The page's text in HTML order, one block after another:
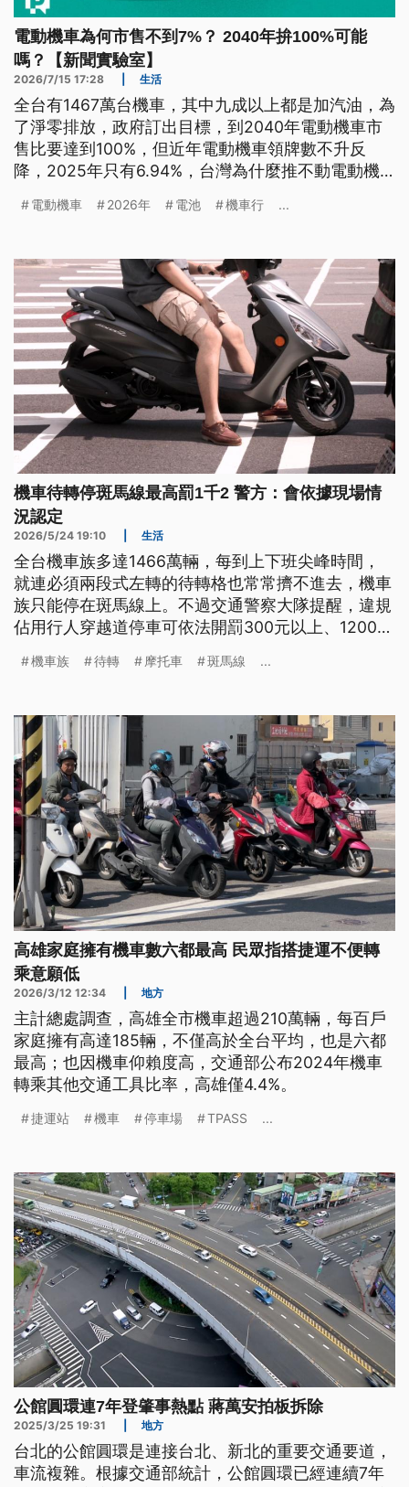
電動機車為何市售不到7%？ 2040年拚100%可能
嗎？【新聞實驗室】
2026/7/15 17:28 生活
全台有1467萬台機車，其中九成以上都是加汽油，為
了淨零排放，政府訂出目標，到2040年電動機車市
售比要達到100%，但近年電動機車領牌數不升反
降，2025年只有6.94%，台灣為什麼推不動電動機
電動機車 2026年 電池 機車行 ...
機車待轉停斑馬線最高罰1千2 警方：會依據現場情
況認定
2026/5/24 19:10 生活
全台機車族多達1466萬輛，每到上下班尖峰時間，
就連必須兩段式左轉的待轉格也常常擠不進去，機車
族只能停在斑馬線上。不過交通警察大隊提醒，違規
佔用行人穿越道停車可依法開罰300元以上、1200元
定，先進行勸導。
機車族 待轉 摩托車 斑馬線 ...
高雄家庭擁有機車數六都最高 民眾指搭捷運不便轉
乘意願低
2026/3/12 12:34 地方
主計總處調查，高雄全市機車超過210萬輛，每百戶
家庭擁有高達185輛，不僅高於全台平均，也是六都
最高；也因機車仰賴度高，交通部公布2024年機車
轉乘其他交通工具比率，高雄僅4.4%。
捷運站 機車 停車場 TPASS ...
公館圓環連7年登肇事熱點 蔣萬安拍板拆除
2025/3/25 19:31 地方
台北的公館圓環是連接台北、新北的重要交通要道，
車流複雜。根據交通部統計，公館圓環已經連續7年